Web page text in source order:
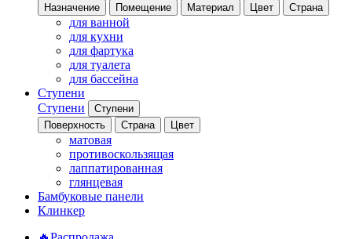
Назначение
Помещение Материал Цвет Страна
для ванной
для кухни
для фартука
для туалета
для бассейна
Ступени
Ступени
Ступени
Поверхность
Страна Цвет
матовая
противоскользящая
лаппатированная
глянцевая
Бамбуковые панели
Клинкер